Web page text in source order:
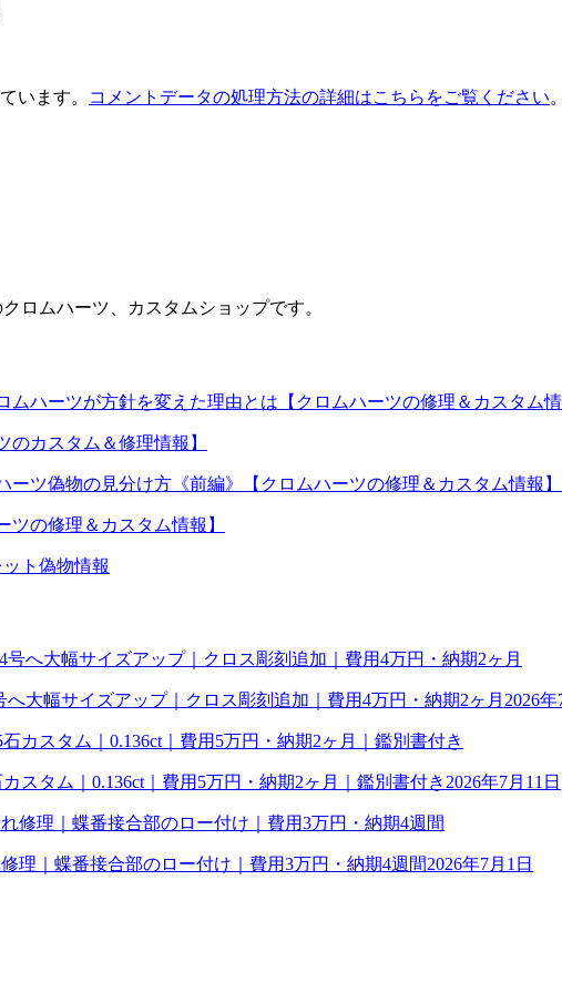
います。 コメントデータの処理方法の詳細はこちらをご覧ください
ロムハーツ、カスタムショップです。
ムハーツが方針を変えた理由とは【クロムハーツの修理＆カスタム
カスタム＆修理情報】
ツ偽物の見分け方《前編》【クロムハーツの修理＆カスタム情報】
の修理＆カスタム情報】
ト偽物情報
大幅サイズアップ｜クロス彫刻追加｜費用4万円・納期2ヶ月 2026
スタム｜0.136ct｜費用5万円・納期2ヶ月｜鑑別書付き 2026年7月11日
理｜蝶番接合部のロー付け｜費用3万円・納期4週間2026年7月1日